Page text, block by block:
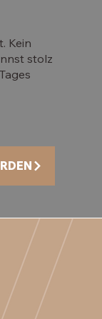
Kein
stolz